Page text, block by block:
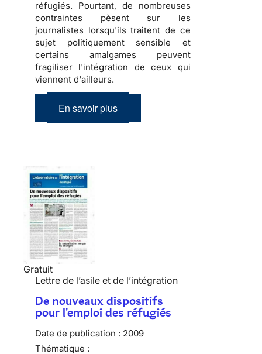
réfugiés. Pourtant, de nombreuses
contraintes pèsent sur les
journalistes lorsqu'ils traitent de ce
sujet politiquement sensible et
certains amalgames peuvent
fragiliser l'intégration de ceux qui
viennent d'ailleurs.
En savoir plus
Gratuit
Lettre de l’asile et de l’intégration
De nouveaux dispositifs
pour l'emploi des réfugiés
Date de publication : 2009
Thématique :